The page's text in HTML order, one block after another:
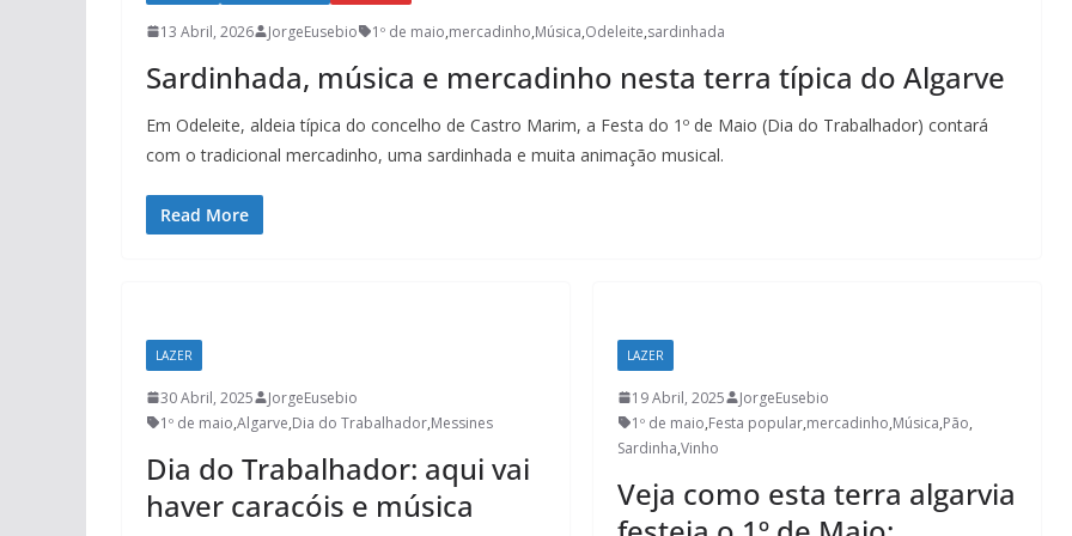
13 Abril, 2026 JorgeEusebio 1º de maio,mercadinho,Música,Odeleite,sardinhada
Sardinhada, música e mercadinho nesta terra típica do Algarve
Em Odeleite, aldeia típica do concelho de Castro Marim, a Festa do 1º de Maio (Dia do Trabalhador) contará
com o tradicional mercadinho, uma sardinhada e muita animação musical.
Read More
LAZER
30 Abril, 2025
JorgeEusebio
1º de maio,Algarve,Dia do Trabalhador,Messines
Dia do Trabalhador: aqui vai
haver caracóis e música
LAZER
19 Abril, 2025
JorgeEusebio
1º de maio,Festa popular,mercadinho,Música,Pão,
Sardinha,Vinho
Veja como esta terra algarvia